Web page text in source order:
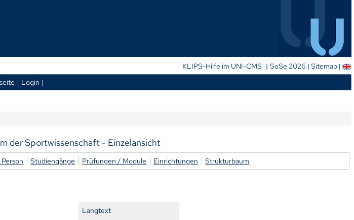
KLIPS-Hilfe im UNI-CMS | SoSe 2026 Sitemap
Login
der Sportwissenschaft - Einzelansicht
Studiengänge Prüfungen / Module Einrichtungen Strukturbaum
Langtext